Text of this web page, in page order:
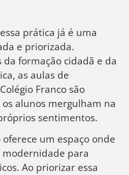
prática já é uma
e priorizada.
da formação cidadã e da
as aulas de
Franco são
alunos mergulham na
sentimentos.
oferece um espaço onde
para
Ao priorizar essa